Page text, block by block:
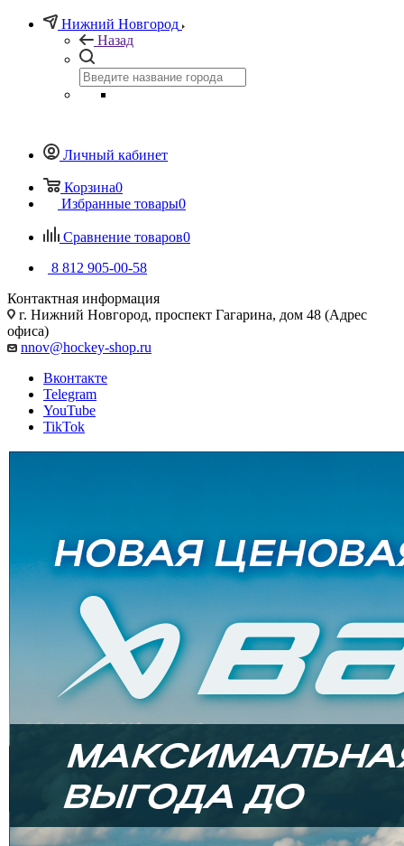
Нижний Новгород
Назад
Личный кабинет
Корзина0
Избранные товары0
Сравнение товаров0
8 812 905-00-58
Контактная информация
г. Нижний Новгород, проспект Гагарина, дом 48 (Адрес
офиса)
nnov@hockey-shop.ru
Вконтакте
Telegram
YouTube
TikTok